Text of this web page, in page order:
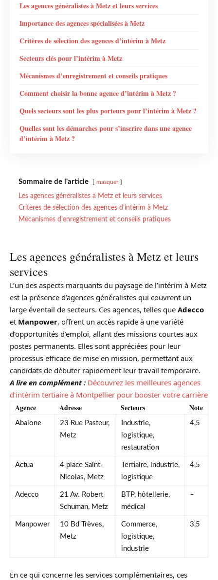
Les agences généralistes à Metz et leurs services
Importance des agences spécialisées à Metz
Critères de sélection des agences d’intérim à Metz
Secteurs clés pour l’intérim à Metz
Mécanismes d’enregistrement et conseils pratiques
Comment choisir la bonne agence d’intérim à Metz ?
Quels secteurs sont les plus porteurs pour l’intérim à Metz ?
Quelles sont les démarches pour s’inscrire dans une agence
d’intérim à Metz ?
Sommaire de l'article masquer
Les agences généralistes à Metz et leurs services
Critères de sélection des agences d’intérim à Metz
Mécanismes d’enregistrement et conseils pratiques
Les agences généralistes à Metz et leurs
services
L’un des aspects marquants du paysage de l’intérim à Metz
est la présence d’agences généralistes qui couvrent un
large éventail de secteurs. Ces agences, telles que Adecco
et Manpower, offrent un accès rapide à une variété
d’opportunités d’emploi, allant des missions courtes aux
postes permanents. Elles sont appréciées pour leur
processus efficace de mise en mission, permettant aux
candidats de débuter rapidement leur travail temporaire.
A lire en complément : Découvrez les meilleures agences
d'intérim tertiaire à Montpellier pour booster votre carrière
Agence Adresse Secteurs Note
Abalone
23 Rue Pasteur,
Metz
Industrie,
logistique,
restauration
4,5
Actua
4 place Saint-
Nicolas, Metz
Tertiaire, industrie,
logistique
4,5
Adecco
21 Av. Robert
Schuman, Metz
BTP, hôtellerie,
médical
–
Manpower
10 Bd Trèves,
Metz
Commerce,
logistique,
industrie
3,5
En ce qui concerne les services complémentaires, ces